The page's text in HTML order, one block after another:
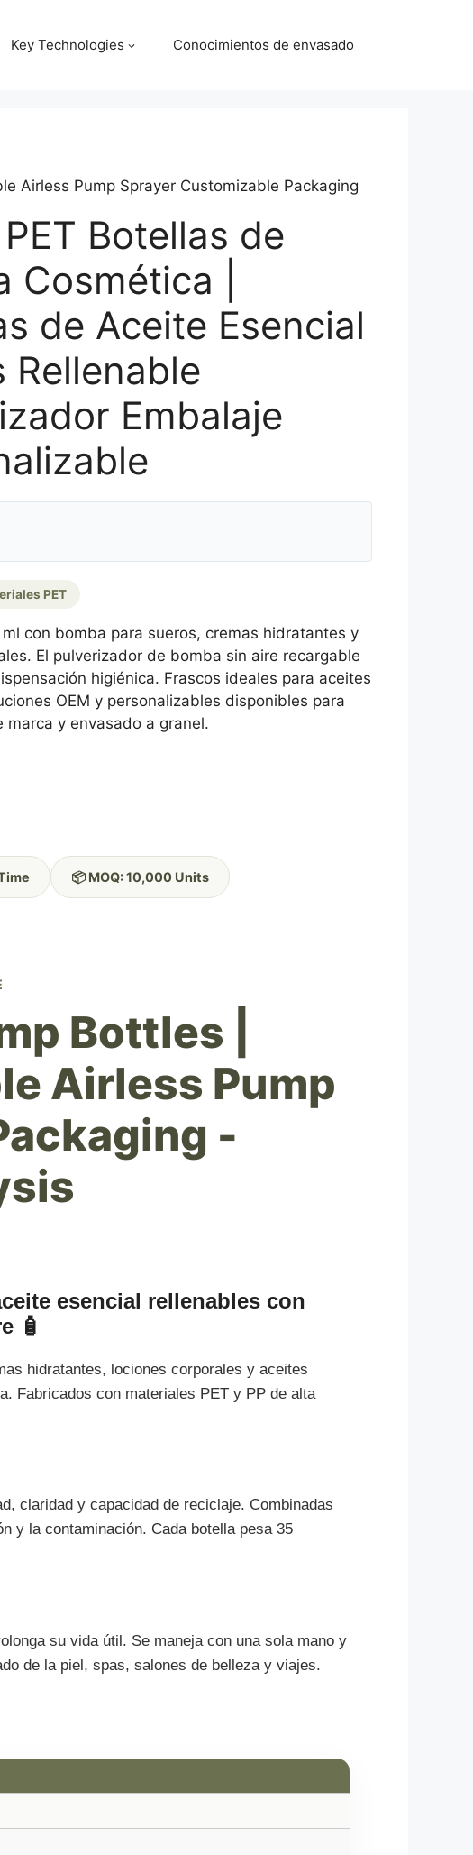
Key Technologies Conocimientos de envasado
Airless Pump Sprayer Customizable Packaging
Botellas de
Cosmética |
de Aceite Esencial
Rellenable
Embalaje
PET
con bomba para sueros, cremas hidratantes y
El pulverizador de bomba sin aire recargable
higiénica. Frascos ideales para aceites
OEM y personalizables disponibles para
marca y envasado a granel.
📦 MOQ: 10,000 Units
Bottles |
Airless Pump
-
esencial rellenables con
🧴
hidratantes, lociones corporales y aceites
Fabricados con materiales PET y PP de alta
claridad y capacidad de reciclaje. Combinadas
y la contaminación. Cada botella pesa 35
su vida útil. Se maneja con una sola mano y
de la piel, spas, salones de belleza y viajes.